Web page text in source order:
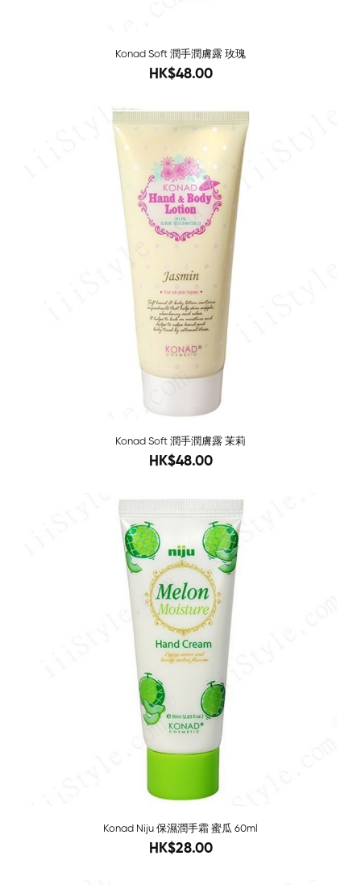
Konad Soft 潤手潤膚露 玫瑰
96
HK$48.00
Konad Soft 潤手潤膚露 茉莉
96
HK$48.00
Konad Niju 保濕潤手霜 蜜瓜 60ml
58
HK$28.00